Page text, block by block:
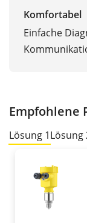
Komfortabel
Einfache
Empfohlene
Lösung 1Lösung